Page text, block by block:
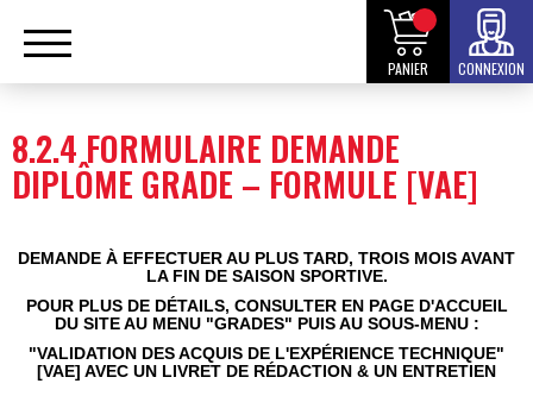
PANIER CONNEXION
8.2.4 FORMULAIRE DEMANDE
DIPLÔME GRADE – FORMULE [VAE]
DEMANDE À EFFECTUER AU PLUS TARD, TROIS MOIS AVANT
LA FIN DE SAISON SPORTIVE.
POUR PLUS DE DÉTAILS, CONSULTER EN PAGE D'ACCUEIL
DU SITEAU MENU "GRADES" PUIS AU SOUS-MENU :
"VALIDATION DES ACQUIS DE L'EXPÉRIENCE TECHNIQUE"
[VAE] AVEC UN LIVRET DE RÉDACTION & UN ENTRETIEN